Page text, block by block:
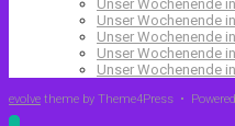
Unser Wochenende
Unser Wochenende
Unser Wochenende
Unser Wochenende
Unser Wochenende
evolve theme by Theme4Press •